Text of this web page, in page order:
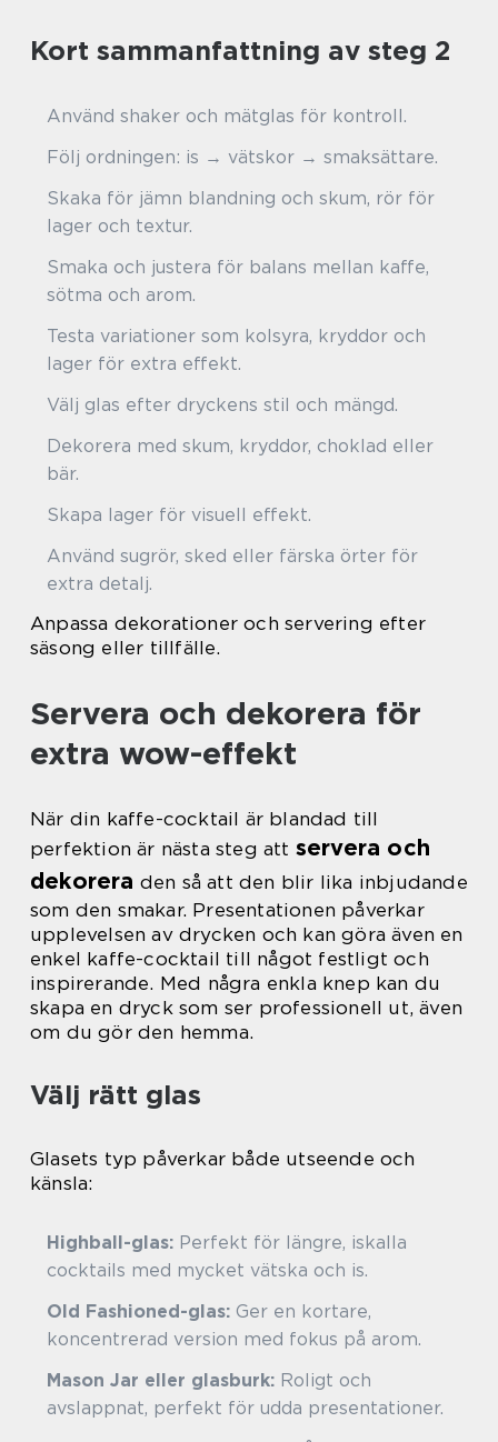
Kort sammanfattning av steg 2
Använd shaker och mätglas för kontroll.
Följ ordningen: is → vätskor → smaksättare.
Skaka för jämn blandning och skum, rör för
lager och textur.
Smaka och justera för balans mellan kaffe,
sötma och arom.
Testa variationer som kolsyra, kryddor och
lager för extra effekt.
Välj glas efter dryckens stil och mängd.
Dekorera med skum, kryddor, choklad eller
bär.
Skapa lager för visuell effekt.
Använd sugrör, sked eller färska örter för
extra detalj.
Anpassa dekorationer och servering efter
säsong eller tillfälle.
Servera och dekorera för
extra wow-effekt
När din kaffe-cocktail är blandad till
perfektion är nästa steg att servera och
dekorera den så att den blir lika inbjudande
som den smakar. Presentationen påverkar
upplevelsen av drycken och kan göra även en
enkel kaffe-cocktail till något festligt och
inspirerande. Med några enkla knep kan du
skapa en dryck som ser professionell ut, även
om du gör den hemma.
Välj rätt glas
Glasets typ påverkar både utseende och
känsla:
Highball-glas: Perfekt för längre, iskalla
cocktails med mycket vätska och is.
Old Fashioned-glas: Ger en kortare,
koncentrerad version med fokus på arom.
Mason Jar eller glasburk: Roligt och
avslappnat, perfekt för udda presentationer.